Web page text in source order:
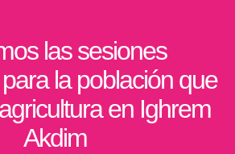
las sesiones
la población que
en Ighrem
Akdim